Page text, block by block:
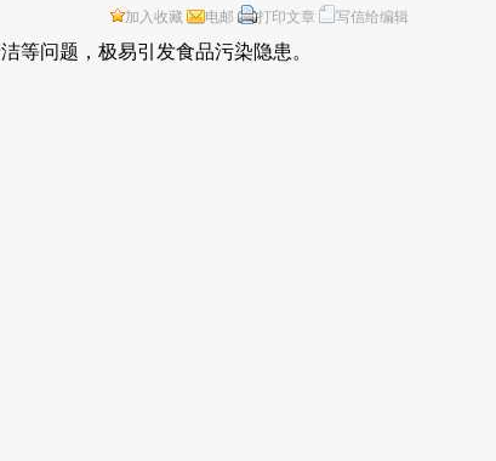
加入收藏 电邮 打印文章 写信给编辑
等问题，极易引发食品污染隐患。